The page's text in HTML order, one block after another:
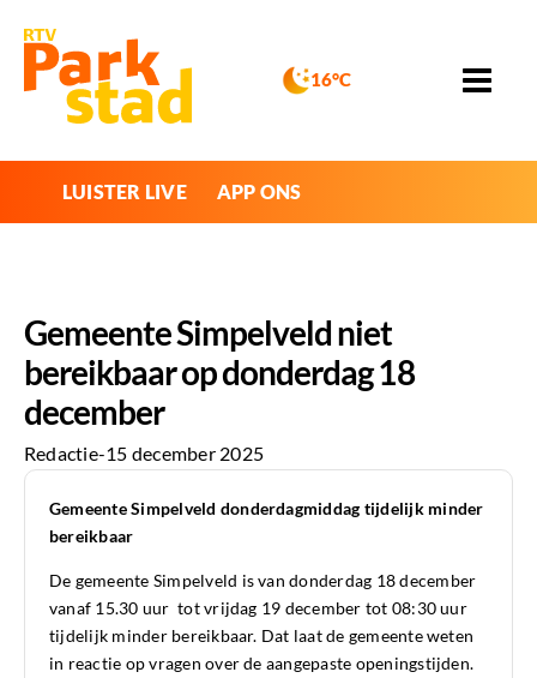
16°C
LUISTER LIVE APP ONS
Gemeente Simpelveld niet
bereikbaar op donderdag 18
december
Redactie-15 december 2025
Gemeente Simpelveld donderdagmiddag tijdelijk minder
bereikbaar
De gemeente Simpelveld is van donderdag 18 december
vanaf 15.30 uur tot vrijdag 19 december tot 08:30 uur
tijdelijk minder bereikbaar. Dat laat de gemeente weten
in reactie op vragen over de aangepaste openingstijden.